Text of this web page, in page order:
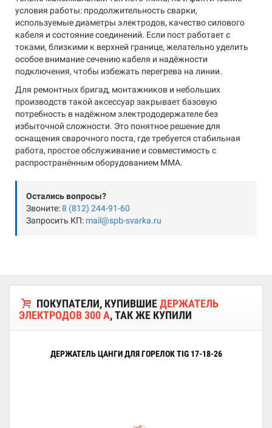
условия работы: продолжительность сварки,
используемые диаметры электродов, качество силового
кабеля и состояние соединений. Если пост работает с
токами, близкими к верхней границе, желательно уделить
особое внимание сечению кабеля и надёжности
подключения, чтобы избежать перегрева на линии.
Для ремонтных бригад, монтажников и небольших
производств такой аксессуар закрывает базовую
потребность в надёжном электрододержателе без
избыточной сложности. Это понятное решение для
оснащения сварочного поста, где требуется стабильная
работа, простое обслуживание и совместимость с
распространённым оборудованием MMA.
Остались вопросы?
Звоните:8 (812) 244-91-60
Запросить КП: mail@spb-svarka.ru
ПОКУПАТЕЛИ, КУПИВШИЕДЕРЖАТЕЛЬ
ЭЛЕКТРОДОВ 300 А, ТАК ЖЕ КУПИЛИ
ДЕРЖАТЕЛЬ ЦАНГИ ДЛЯ ГОРЕЛОК TIG 17-18-26